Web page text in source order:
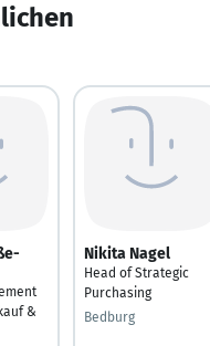
&
Nikita Nagel
Head of Strategic
Purchasing
Bedburg